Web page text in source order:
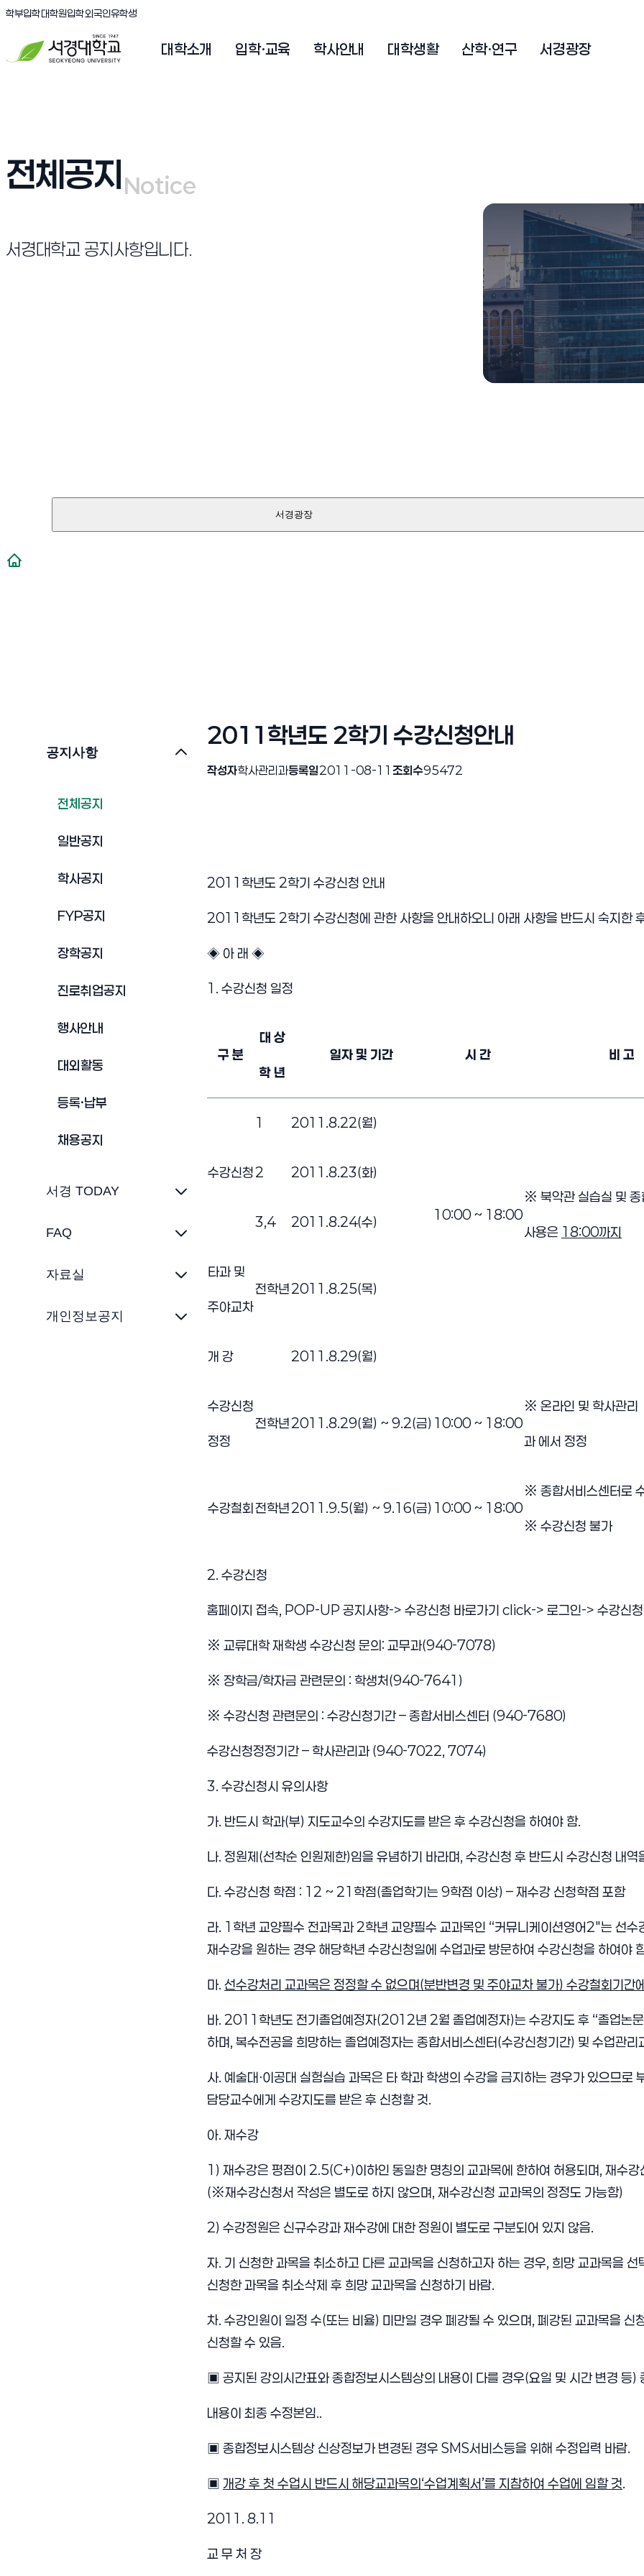
서경대학교
학부입학(새창 열림)
대학원입학(새창 열림)
외국인유학생(새창 열림)
대학소개 입학·교육 학사안내 대학생활 산학·연구 서경광장
전체공지 Notice
Notice
서경대학교 공지사항입니다.
서경광장
공지사항
전체공지
일반공지
학사공지
FYP공지
장학공지
진로취업공지
행사안내
대외활동
등록·납부
채용공지
서경 TODAY
FAQ
자료실
개인정보공지
2011학년도 2학기 수강신청안내
작성자학사관리과등록일2011-08-11 조회수95472
2011학년도 2학기 수강신청 안내
2011학년도 2학기 수강신청에 관한 사항을 안내하오니 아래 사항을 반드시 숙지한
◈ 아 래 ◈
1. 수강신청 일정
구 분
대 상
학 년
일자 및 기간 시 간 비 고
수강신청
1 2011.8.22(월)
10:00 ~ 18:00
※ 북악관 실습실 및 종
사용은 18:00까지
2 2011.8.23(화)
3,4 2011.8.24(수)
타과 및
주야교차
전학년2011.8.25(목)
개 강 2011.8.29(월)
수강신청
정정
전학년2011.8.29(월) ~ 9.2(금) 10:00 ~ 18:00
※ 온라인 및 학사관리
과 에서 정정
수강철회전학년2011.9.5(월) ~ 9.16(금) 10:00 ~ 18:00
※ 종합서비스센터로
※ 수강신청 불가
2. 수강신청
홈페이지 접속, POP-UP 공지사항-> 수강신청 바로가기 click-> 로그인-> 수강신청
※ 교류대학 재학생 수강신청 문의: 교무과(940-7078)
※ 장학금/학자금 관련문의 : 학생처(940-7641)
※ 수강신청 관련문의 : 수강신청기간 – 종합서비스센터 (940-7680)
수강신청정정기간 – 학사관리과 (940-7022, 7074)
3. 수강신청시 유의사항
가. 반드시 학과(부) 지도교수의 수강지도를 받은 후 수강신청을 하여야 함.
나. 정원제(선착순 인원제한)임을 유념하기 바라며, 수강신청 후 반드시 수강신청 내
다. 수강신청 학점 : 12 ~ 21학점(졸업학기는 9학점 이상) – 재수강 신청학점 포함
라. 1학년 교양필수 전과목과 2학년 교양필수 교과목인 “커뮤니케이션영어2″는 선
재수강을 원하는 경우 해당학년 수강신청일에 수업과로 방문하여 수강신청을 하여야
마. 선수강처리 교과목은 정정할 수 없으며(분반변경 및 주야교차 불가) 수강철회기간
바. 2011학년도 전기졸업예정자(2012년 2월 졸업예정자)는 수강지도 후 “졸업논
하며, 복수전공을 희망하는 졸업예정자는 종합서비스센터(수강신청기간) 및 수업관
사. 예술대ㆍ이공대 실험실습 과목은 타 학과 학생의 수강을 금지하는 경우가 있으므
담당교수에게 수강지도를 받은 후 신청할 것.
아. 재수강
1) 재수강은 평점이 2.5(C+)이하인 동일한 명칭의 교과목에 한하여 허용되며, 재수
(※재수강신청서 작성은 별도로 하지 않으며, 재수강신청 교과목의 정정도 가능함)
2) 수강정원은 신규수강과 재수강에 대한 정원이 별도로 구분되어 있지 않음.
자. 기 신청한 과목을 취소하고 다른 교과목을 신청하고자 하는 경우, 희망 교과목을
신청한 과목을 취소삭제 후 희망 교과목을 신청하기 바람.
차. 수강인원이 일정 수(또는 비율) 미만일 경우 폐강될 수 있으며, 폐강된 교과목을
신청할 수 있음.
▣ 공지된 강의시간표와 종합정보시스템상의 내용이 다를 경우(요일 및 시간 변경 등)
내용이 최종 수정본임..
▣ 종합정보시스템상 신상정보가 변경된 경우 SMS서비스등을 위해 수정입력 바람.
▣ 개강 후 첫 수업시 반드시 해당교과목의‘수업계획서’를 지참하여 수업에 임할 것.
2011. 8.11
교 무 처 장